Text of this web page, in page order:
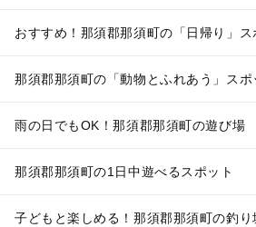
おすすめ！那須郡那須町の「日帰り」ス
那須郡那須町の「動物とふれあう」スポ
雨の日でもOK！那須郡那須町の遊び場
那須郡那須町の1日中遊べるスポット
子どもと楽しめる！那須郡那須町の釣り